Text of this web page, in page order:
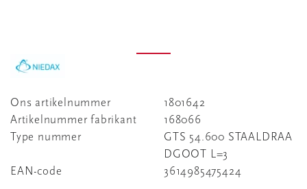
Ons artikelnummer
1801642
Artikelnummer fabrikant
168066
Type nummer
GTS 54.600 STAALDRAA
DGOOT L=3
EAN-code
3614985475424